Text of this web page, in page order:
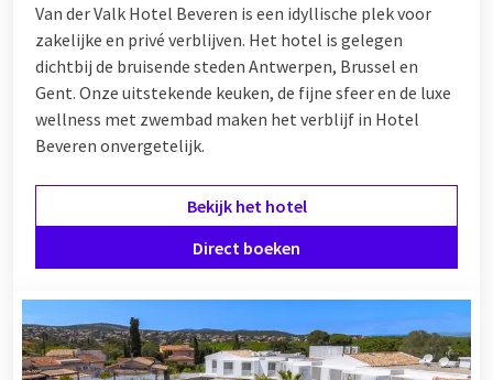
Van der Valk Hotel Beveren is een idyllische plek voor
zakelijke en privé verblijven. Het hotel is gelegen
dichtbij de bruisende steden Antwerpen, Brussel en
Gent. Onze uitstekende keuken, de fijne sfeer en de luxe
wellness met zwembad maken het verblijf in Hotel
Beveren onvergetelijk.
Bekijk het hotel
Direct boeken